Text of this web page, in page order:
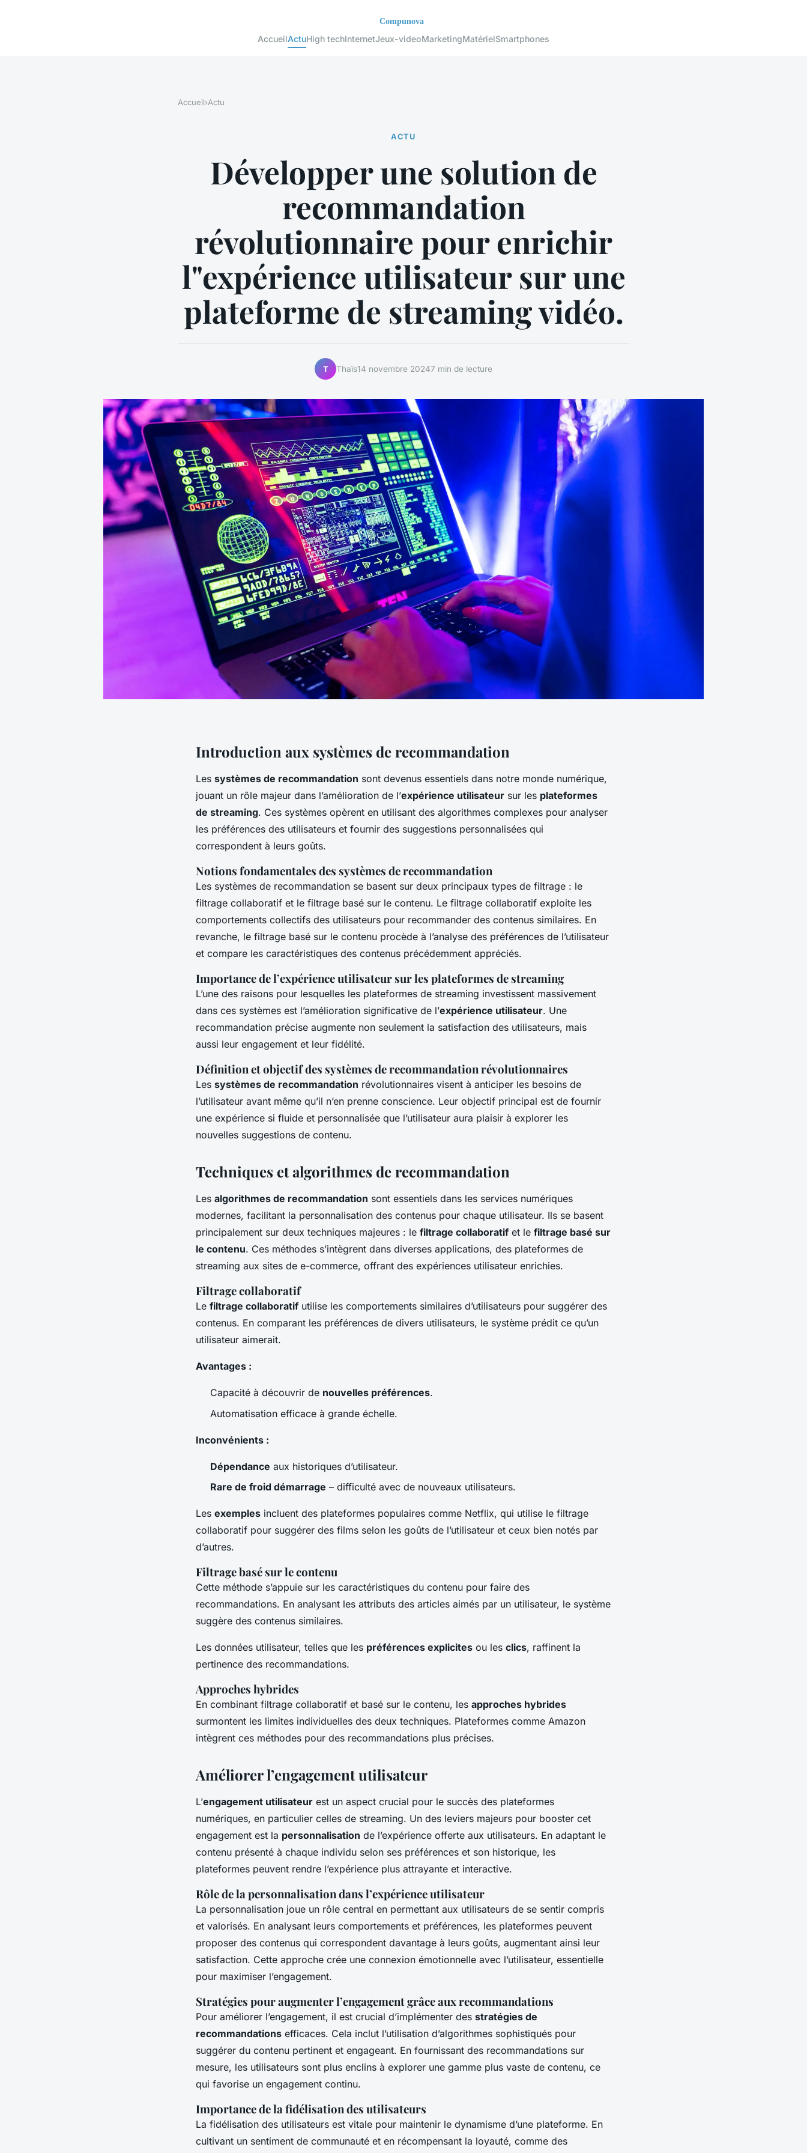
AccueilActuHigh techInternetJeux-videoMarketingMatérielSmartphones
Accueil›Actu
ACTU
Développer une solution de
recommandation
révolutionnaire pour enrichir
l"expérience utilisateur sur une
plateforme de streaming vidéo.
T Thaïs14 novembre 20247 min de lecture
Introduction aux systèmes de recommandation
Les systèmes de recommandation sont devenus essentiels dans notre monde numérique,
jouant un rôle majeur dans l’amélioration de l’expérience utilisateur sur les plateformes
de streaming. Ces systèmes opèrent en utilisant des algorithmes complexes pour analyser
les préférences des utilisateurs et fournir des suggestions personnalisées qui
correspondent à leurs goûts.
Notions fondamentales des systèmes de recommandation
Les systèmes de recommandation se basent sur deux principaux types de filtrage : le
filtrage collaboratif et le filtrage basé sur le contenu. Le filtrage collaboratif exploite les
comportements collectifs des utilisateurs pour recommander des contenus similaires. En
revanche, le filtrage basé sur le contenu procède à l’analyse des préférences de l’utilisateur
et compare les caractéristiques des contenus précédemment appréciés.
Importance de l’expérience utilisateur sur les plateformes de streaming
L’une des raisons pour lesquelles les plateformes de streaming investissent massivement
dans ces systèmes est l’amélioration significative de l’expérience utilisateur. Une
recommandation précise augmente non seulement la satisfaction des utilisateurs, mais
aussi leur engagement et leur fidélité.
Définition et objectif des systèmes de recommandation révolutionnaires
Les systèmes de recommandation révolutionnaires visent à anticiper les besoins de
l’utilisateur avant même qu’il n’en prenne conscience. Leur objectif principal est de fournir
une expérience si fluide et personnalisée que l’utilisateur aura plaisir à explorer les
nouvelles suggestions de contenu.
Techniques et algorithmes de recommandation
Les algorithmes de recommandation sont essentiels dans les services numériques
modernes, facilitant la personnalisation des contenus pour chaque utilisateur. Ils se basent
principalement sur deux techniques majeures : le filtrage collaboratif et le filtrage basé sur
le contenu. Ces méthodes s’intègrent dans diverses applications, des plateformes de
streaming aux sites de e-commerce, offrant des expériences utilisateur enrichies.
Filtrage collaboratif
Le filtrage collaboratif utilise les comportements similaires d’utilisateurs pour suggérer des
contenus. En comparant les préférences de divers utilisateurs, le système prédit ce qu’un
utilisateur aimerait.
Avantages :
Capacité à découvrir de nouvelles préférences.
Automatisation efficace à grande échelle.
Inconvénients :
Dépendance aux historiques d’utilisateur.
Rare de froid démarrage – difficulté avec de nouveaux utilisateurs.
Les exemples incluent des plateformes populaires comme Netflix, qui utilise le filtrage
collaboratif pour suggérer des films selon les goûts de l’utilisateur et ceux bien notés par
d’autres.
Filtrage basé sur le contenu
Cette méthode s’appuie sur les caractéristiques du contenu pour faire des
recommandations. En analysant les attributs des articles aimés par un utilisateur, le système
suggère des contenus similaires.
Les données utilisateur, telles que les préférences explicites ou les clics, raffinent la
pertinence des recommandations.
Approches hybrides
En combinant filtrage collaboratif et basé sur le contenu, les approches hybrides
surmontent les limites individuelles des deux techniques. Plateformes comme Amazon
intègrent ces méthodes pour des recommandations plus précises.
Améliorer l’engagement utilisateur
L’engagement utilisateur est un aspect crucial pour le succès des plateformes
numériques, en particulier celles de streaming. Un des leviers majeurs pour booster cet
engagement est la personnalisation de l’expérience offerte aux utilisateurs. En adaptant le
contenu présenté à chaque individu selon ses préférences et son historique, les
plateformes peuvent rendre l’expérience plus attrayante et interactive.
Rôle de la personnalisation dans l’expérience utilisateur
La personnalisation joue un rôle central en permettant aux utilisateurs de se sentir compris
et valorisés. En analysant leurs comportements et préférences, les plateformes peuvent
proposer des contenus qui correspondent davantage à leurs goûts, augmentant ainsi leur
satisfaction. Cette approche crée une connexion émotionnelle avec l’utilisateur, essentielle
pour maximiser l’engagement.
Stratégies pour augmenter l’engagement grâce aux recommandations
Pour améliorer l’engagement, il est crucial d’implémenter des stratégies de
recommandations efficaces. Cela inclut l’utilisation d’algorithmes sophistiqués pour
suggérer du contenu pertinent et engageant. En fournissant des recommandations sur
mesure, les utilisateurs sont plus enclins à explorer une gamme plus vaste de contenu, ce
qui favorise un engagement continu.
Importance de la fidélisation des utilisateurs
La fidélisation des utilisateurs est vitale pour maintenir le dynamisme d’une plateforme. En
cultivant un sentiment de communauté et en récompensant la loyauté, comme des